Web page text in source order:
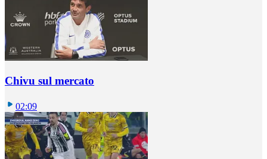
Chivu sul mercato
02:09